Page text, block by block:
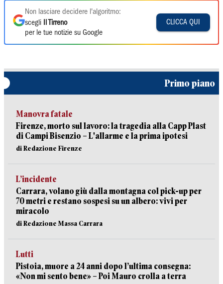
Non lasciare decidere l'algoritmo:
scegli
Il Tirreno
per le tue notizie su Google
CLICCA QUI
Primo piano
Manovra fatale
Firenze, morto sul lavoro: la tragedia alla Capp Plast
di Campi Bisenzio – L'allarme e la prima ipotesi
di Redazione Firenze
L’incidente
Carrara, volano giù dalla montagna col pick-up per
70 metri e restano sospesi su un albero: vivi per
miracolo
di Redazione Massa Carrara
Lutti
Pistoia, muore a 24 anni dopo l’ultima consegna:
«Non mi sento bene» – Poi Mauro crolla a terra